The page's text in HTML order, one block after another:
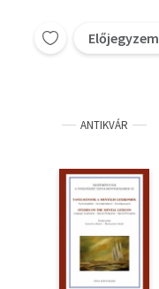
Előjegyzem
ANTIKVÁR